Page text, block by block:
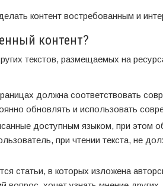
контент востребованным и
контент?
текстов, размещаемых на
должна соответствовать
обновлять и использовать
доступным языком, при этом
при чтении текста, не
статьи, в которых изложена